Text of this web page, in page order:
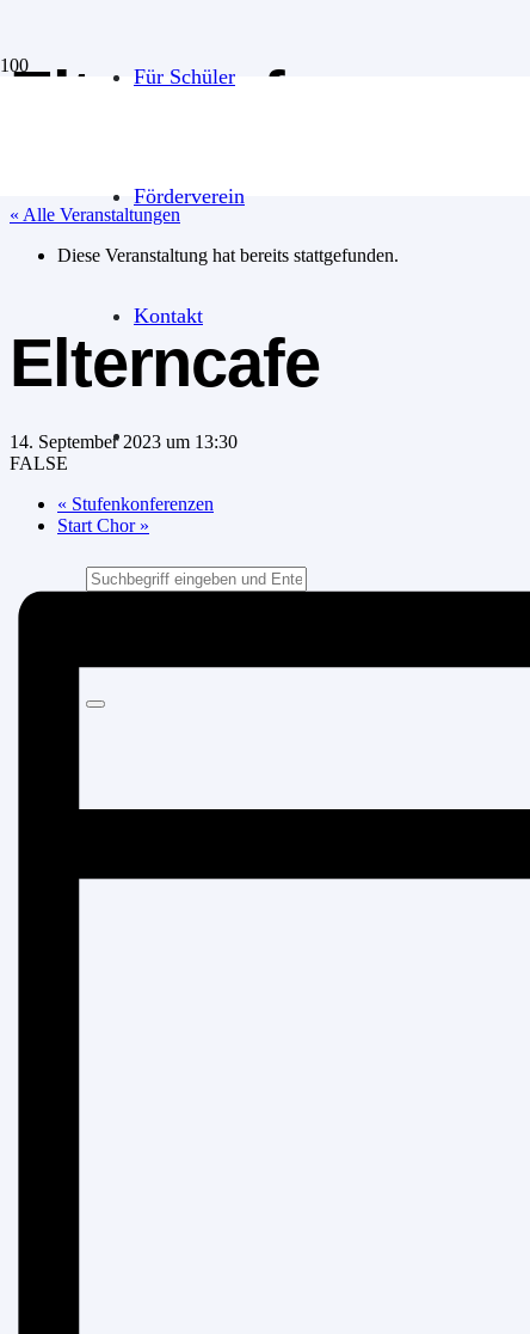
Für Schüler
Förderverein
Kontakt
Elterncafe
« Alle Veranstaltungen
Diese Veranstaltung hat bereits stattgefunden.
Elterncafe
14. September 2023 um 13:30
FALSE
« Stufenkonferenzen
Start Chor »